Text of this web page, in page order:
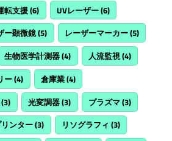
転支援(6) UVレーザー(6)
ー顕微鏡(5) レーザーマーカー(5)
生物医学計測器(4) 人流監視(4)
ー(4) 倉庫業(4)
(3) 光変調器(3) プラズマ(3)
ンター(3) リソグラフィ (3)